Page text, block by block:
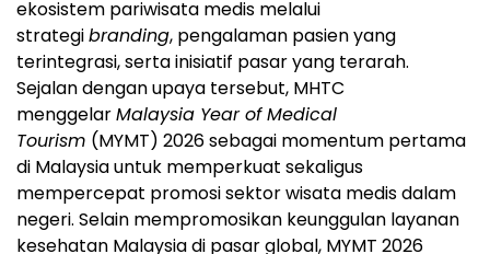
ekosistem pariwisata medis melalui
strategibranding, pengalaman pasien yang
terintegrasi, serta inisiatif pasar yang terarah.
Sejalan dengan upaya tersebut, MHTC
menggelarMalaysia Year of Medical
Tourism (MYMT) 2026 sebagai momentum pertama
di Malaysia untuk memperkuat sekaligus
mempercepat promosi sektor wisata medis dalam
negeri. Selain mempromosikan keunggulan layanan
kesehatan Malaysia di pasar global, MYMT 2026